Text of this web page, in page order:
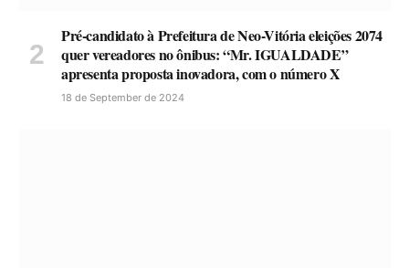
Pré-candidato à Prefeitura de Neo-Vitória eleições 2074
quer vereadores no ônibus: “Mr. IGUALDADE”
apresenta proposta inovadora, com o número X
18 de September de 2024